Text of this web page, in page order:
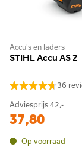
Accu's en laders
STIHL Accu AS 2
36
Adviesprijs 42,-
37,80
Op voorraad